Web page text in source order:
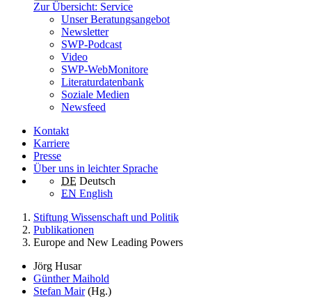
Zur Übersicht: Service
Unser Beratungsangebot
Newsletter
SWP-Podcast
Video
SWP-WebMonitore
Literaturdatenbank
Soziale Medien
Newsfeed
Kontakt
Karriere
Presse
Über uns in leichter Sprache
DE Deutsch
EN English
Stiftung Wissenschaft und Politik
Publikationen
Europe and New Leading Powers
Jörg Husar
Günther Maihold
Stefan Mair(Hg.)